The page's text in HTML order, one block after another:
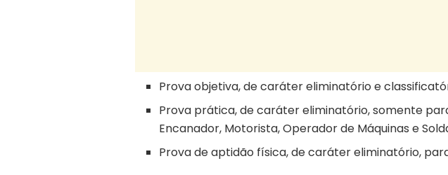
Prova objetiva, de caráter eliminatório e
Prova prática, de caráter eliminatório, somente
Encanador, Motorista, Operador de Máquinas e
Prova de aptidão física, de caráter eliminatório,